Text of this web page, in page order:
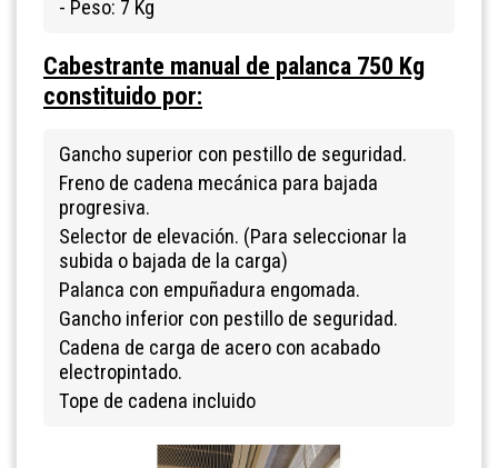
- Peso: 7 Kg
Cabestrante manual de palanca 750 Kg
constituido por:
Gancho superior con pestillo de seguridad.
Freno de cadena mecánica para bajada
progresiva.
Selector de elevación. (Para seleccionar la
subida o bajada de la carga)
Palanca con empuñadura engomada.
Gancho inferior con pestillo de seguridad.
Cadena de carga de acero con acabado
electropintado.
Tope de cadena incluido